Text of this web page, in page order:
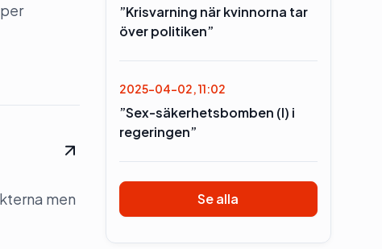
men
”Krisvarning när kvinnorna tar
över politiken”
2025-04-02, 11:02
”Sex-säkerhetsbomben (l) i
regeringen”
Se alla